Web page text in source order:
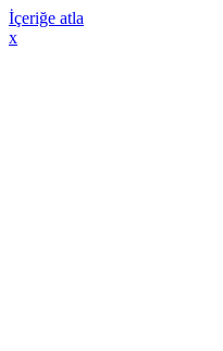
İçeriğe atla
x